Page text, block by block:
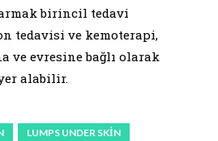
birincil tedavi
tedavisi ve kemoterapi,
ve evresine bağlı olarak
alabilir.
LUMPS UNDER SKIN